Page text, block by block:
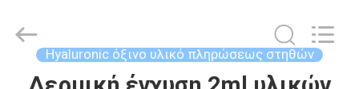
International
Trading
Hyaluronic όξινο υλικό πληρώσεως στηθών